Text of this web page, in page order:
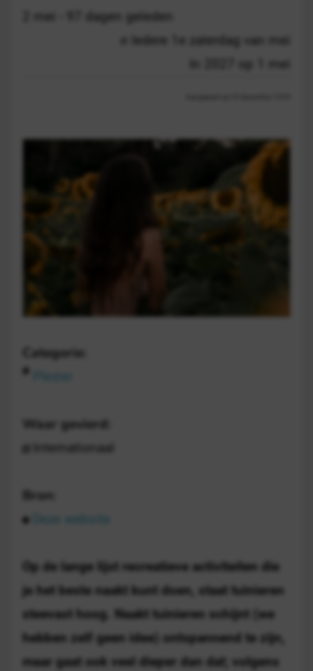
2 mei - 97 dagen geleden
Iedere 1e zaterdag van mei
In 2027 op 1 mei
Categorie:
Waar gevierd:
Internationaal
Bron:
Op de lange lijst recreatieve activiteiten die
je het beste naakt kunt doen, staat tuinieren
steevast hoog. Naakt tuinieren schijnt (we
hebben zelf geen idee) ontspannend te zijn,
maar gaat ook veel dieper dan dat; volgens